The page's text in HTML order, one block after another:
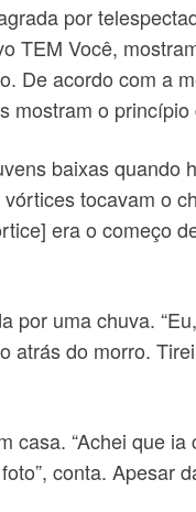
por
TEM Você,
De acordo com a
mostram o
baixas quando
tocavam o
era o começo
por uma chuva.
atrás do morro.
“Achei que
conta. Apesar